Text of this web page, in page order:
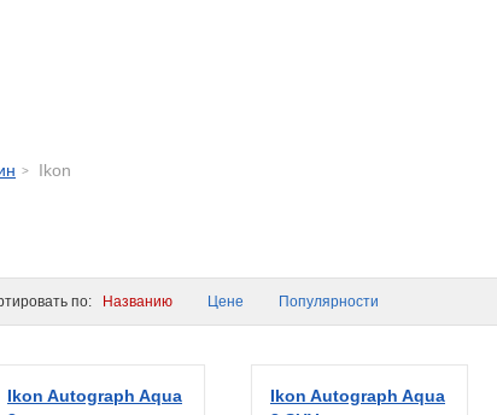
Ikon
по: Названию Цене Популярности
Ikon Autograph Aqua
Ikon Autograph Aqua